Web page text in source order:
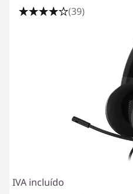
(39)
IVA incluído